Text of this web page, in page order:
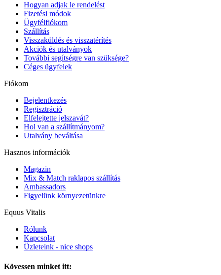
Hogyan adjak le rendelést
Fizetési módok
Ügyfélfiókom
Szállítás
Visszaküldés és visszatérítés
Akciók és utalványok
További segítségre van szüksége?
Céges ügyfelek
Fiókom
Bejelentkezés
Regisztráció
Elfelejtette jelszavát?
Hol van a szállítmányom?
Utalvány beváltása
Hasznos információk
Magazin
Mix & Match raklapos szállítás
Ambassadors
Figyelünk környezetünkre
Equus Vitalis
Rólunk
Kapcsolat
Üzleteink - nice shops
Kövessen minket itt: